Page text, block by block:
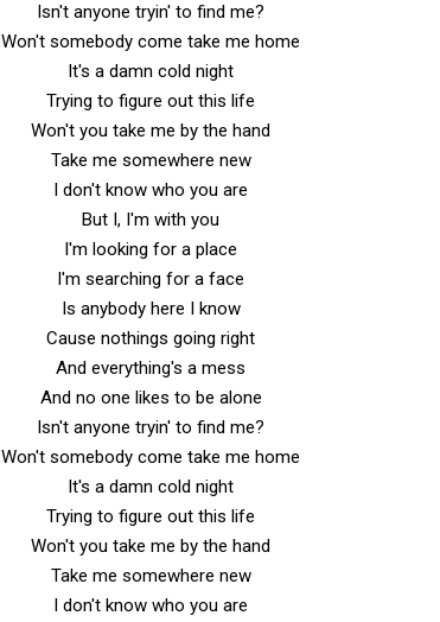
Isn't anyone tryin' to find me?
Won't somebody come take me home
It's a damn cold night
Trying to figure out this life
Won't you take me by the hand
Take me somewhere new
I don't know who you are
But I, I'm with you
I'm looking for a place
I'm searching for a face
Is anybody here I know
Cause nothings going right
And everything's a mess
And no one likes to be alone
Isn't anyone tryin' to find me?
Won't somebody come take me home
It's a damn cold night
Trying to figure out this life
Won't you take me by the hand
Take me somewhere new
I don't know who you are